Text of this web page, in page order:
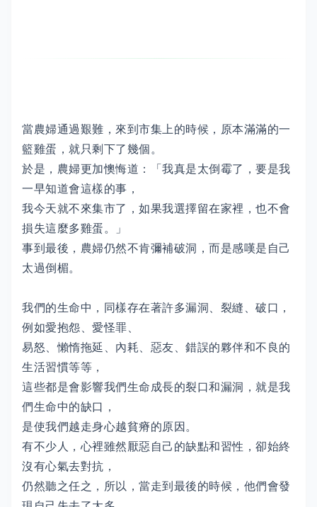
當農婦通過艱難，來到市集上的時候，原本滿滿的一
籃雞蛋，就只剩下了幾個。
於是，農婦更加懊悔道：「我真是太倒霉了，要是我
一早知道會這樣的事，
我今天就不來集市了，如果我選擇留在家裡，也不會
損失這麼多雞蛋。」
事到最後，農婦仍然不肯彌補破洞，而是感嘆是自己
太過倒楣。
我們的生命中，同樣存在著許多漏洞、裂縫、破口，
例如愛抱怨、愛怪罪、
易怒、懶惰拖延、內耗、惡友、錯誤的夥伴和不良的
生活習慣等等，
這些都是會影響我們生命成長的裂口和漏洞，就是我
們生命中的缺口，
是使我們越走身心越貧瘠的原因。
有不少人，心裡雖然厭惡自己的缺點和習性，卻始終
沒有心氣去對抗，
仍然聽之任之，所以，當走到最後的時候，他們會發